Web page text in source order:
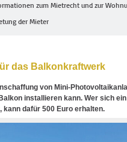
zum Mietrecht und zur
der Mieter
das Balkonkraftwerk
von Mini-
installieren kann. Wer sich
dafür 500 Euro erhalten.